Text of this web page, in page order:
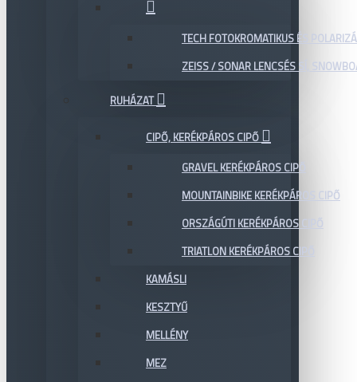
TECH FOTOKROMATIKUS ÉS
ZEISS / SONAR LENCSÉS SÍ,
RUHÁZAT
CIPŐ, KERÉKPÁROS CIPŐ
GRAVEL KERÉKPÁROS CIPŐ
MOUNTAINBIKE KERÉKPÁROS CIPŐ
ORSZÁGÚTI KERÉKPÁROS CIPŐ
TRIATLON KERÉKPÁROS CIPŐ
KAMÁSLI
KESZTYŰ
MELLÉNY
MEZ